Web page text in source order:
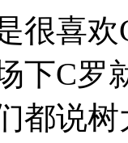
很喜
下C罗
都说